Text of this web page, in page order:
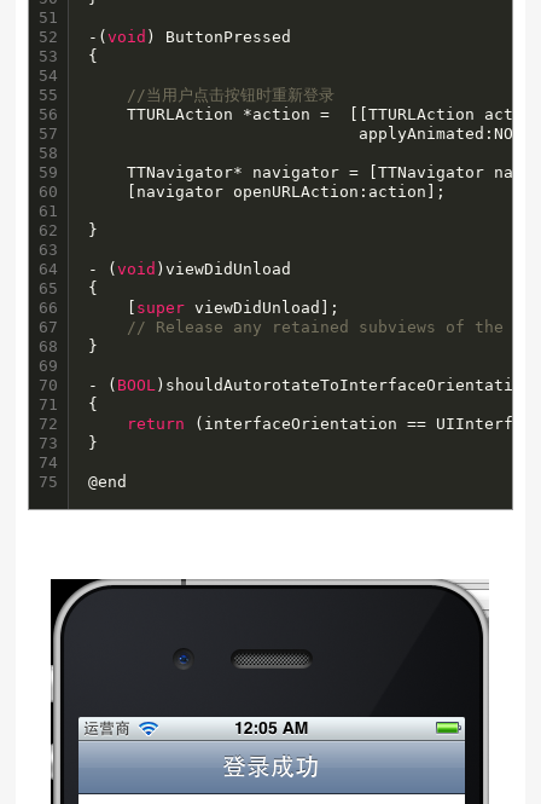
51
52
53
54
55
56
57
58
59
60
61
62
63
64
65
66
67
68
69
70
71
72
73
74
75
-(void ) ButtonPressed
{
//当用户点击按钮时重新登录
TTURLAction *action =  [[TTURLAction
                            applyAnimated:NO];
TTNavigator* navigator = [TTNavigator
    [navigator openURLAction:action];
}
- (void )viewDidUnload
{
    [
super viewDidUnload];
// Release any retained subviews of the
}
- ( BOOL
{
return (interfaceOrientation ==
}
@end